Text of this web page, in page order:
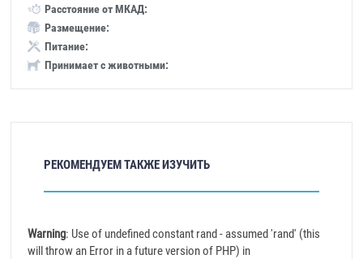
Расстояние от МКАД:
Размещение:
Питание:
Принимает с животными:
РЕКОМЕНДУЕМ ТАКЖЕ ИЗУЧИТЬ
Warning: Use of undefined constant rand - assumed 'rand' (this
will throw an Error in a future version of PHP) in